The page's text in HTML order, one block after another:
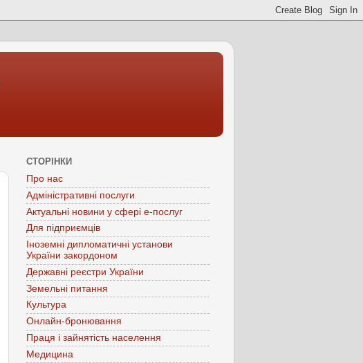
СТОРІНКИ
Про нас
Адміністративні послуги
Актуальні новини у сфері е-послуг
Для підприємців
Іноземні дипломатичні установи
України закордоном
Державні реєстри України
Земельні питання
Культура
Онлайн-бронювання
Праця і зайнятість населення
Медицина